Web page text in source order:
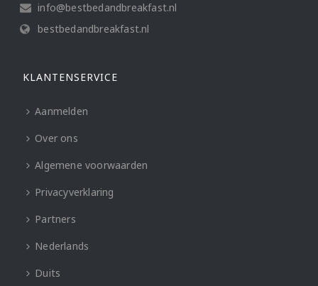
info@bestbedandbreakfast.nl
bestbedandbreakfast.nl
KLANTENSERVICE
Aanmelden
Over ons
Algemene voorwaarden
Privacyverklaring
Partners
Nederlands
Duits